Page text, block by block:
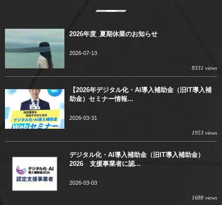
2026年度_夏期休業のお知らせ
2026-07-13
8331 views
【2026年デジタル化・AI導入補助金（旧IT導入補
助金）セミナー情報...
2026-03-31
1953 views
デジタル化・AI導入補助金（旧IT導入補助金）
2026 支援事業者に認...
2026-03-03
1688 views